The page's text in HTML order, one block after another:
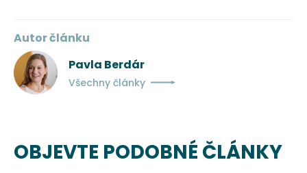
Autor článku
Pavla Berdár
Všechny články
OBJEVTE PODOBNÉ ČLÁNKY